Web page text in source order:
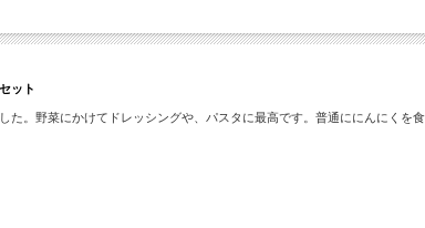
ット
。野菜にかけてドレッシングや、パスタに最高です。普通ににんにくを